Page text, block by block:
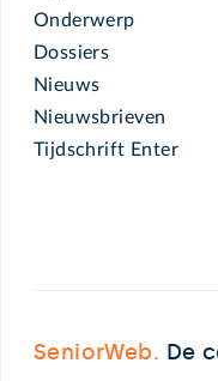
Onderwerp
Dossiers
Nieuws
Nieuwsbrieven
Tijdschrift Enter
SeniorWeb. De